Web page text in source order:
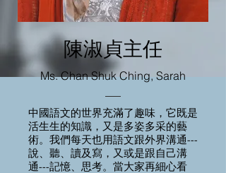
陳淑貞主任
Ms. Chan Shuk Ching, Sarah
中國語文的世界充滿了趣味，它既是
活生生的知識，又是多姿多采的藝
術。我們每天也用語文跟外界溝通---
說、聽、讀及寫，又或是跟自己溝
通---記憶、思考。當大家再細心看